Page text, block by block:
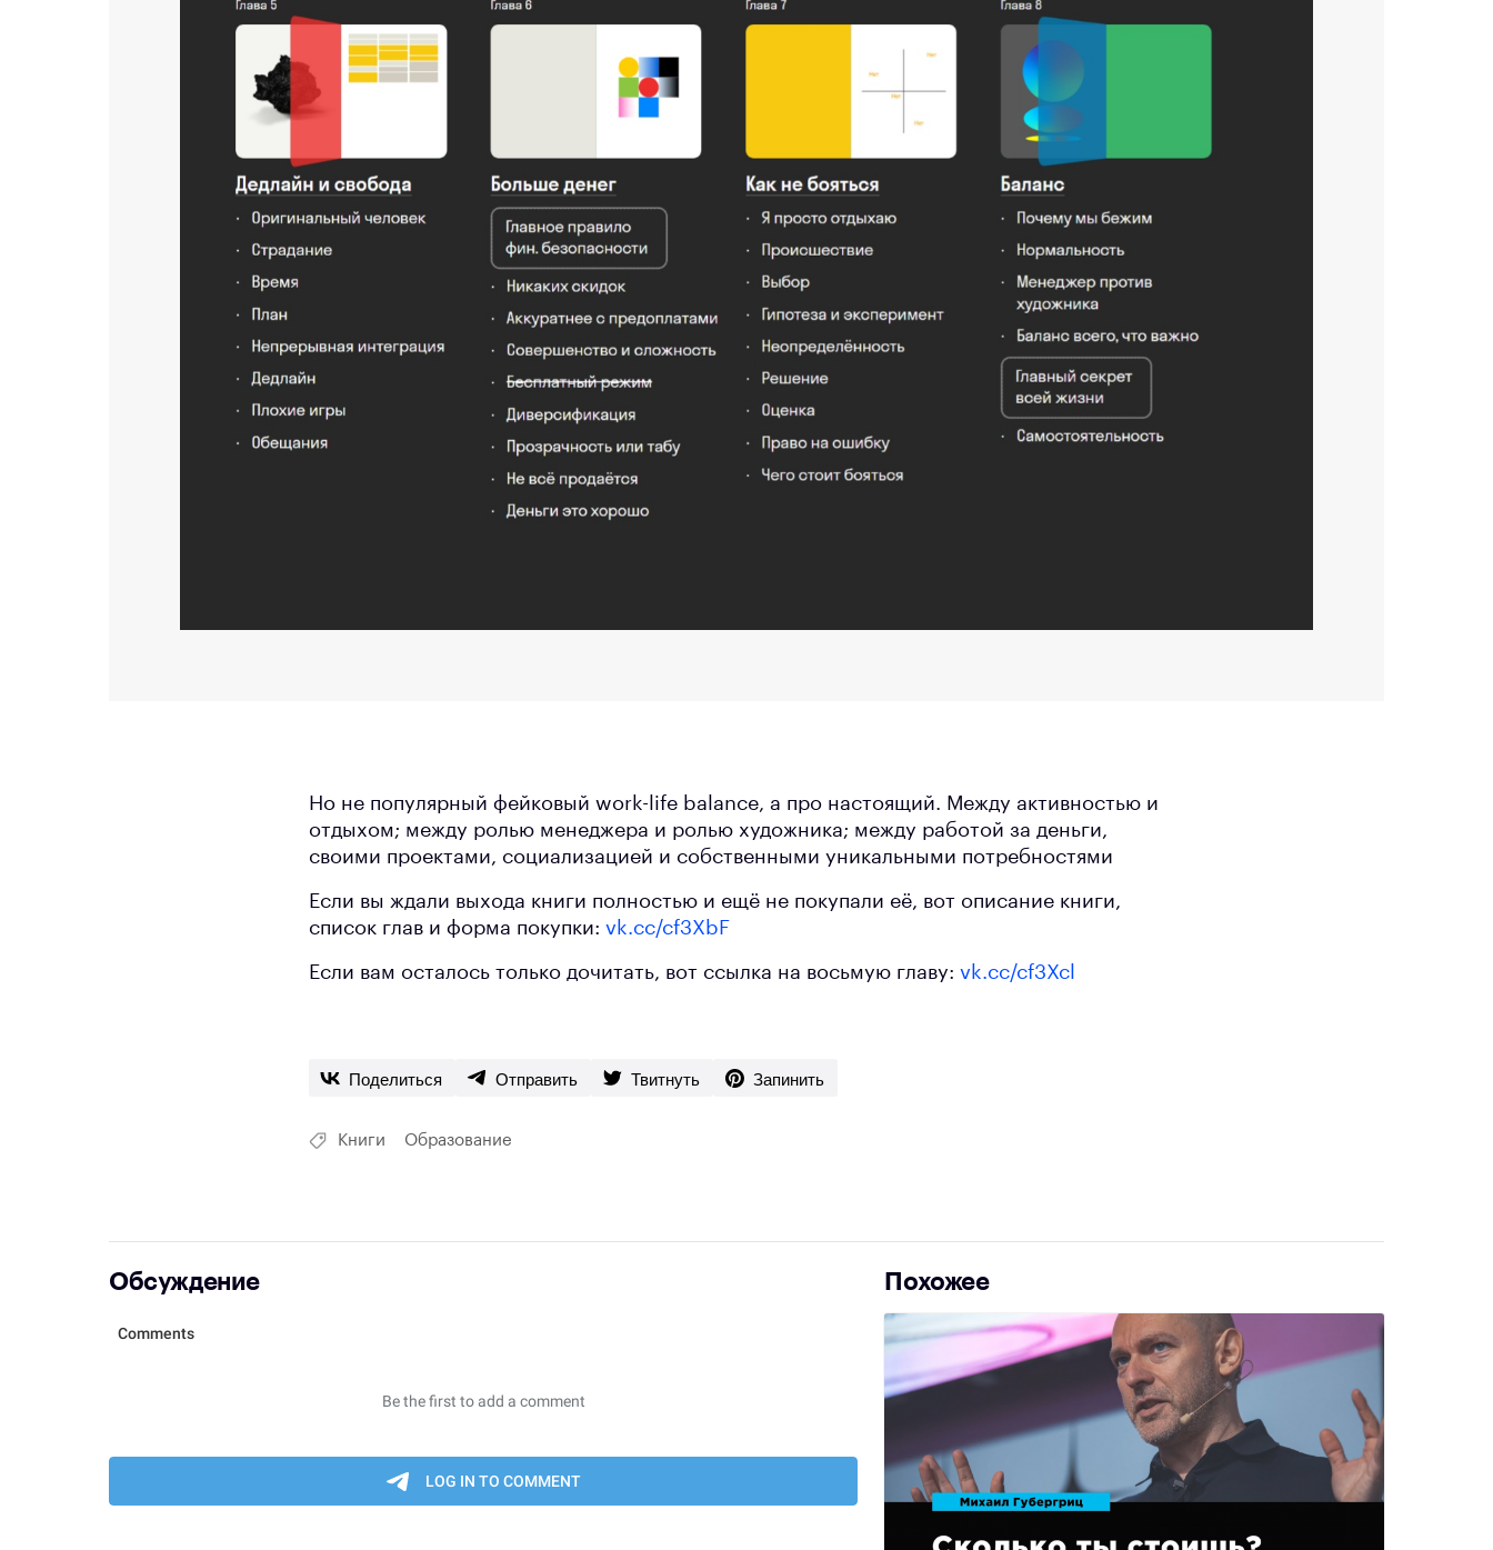
Но не популярный фейковый work-life balance, а про настоящий. Между активностью и
отдыхом; между ролью менеджера и ролью художника; между работой за деньги,
своими проектами, социализацией и собственными уникальными потребностями
Если вы ждали выхода книги полностью и ещё не покупали её, вот описание книги,
список глав и форма покупки: vk.cc/cf3XbF
Если вам осталось только дочитать, вот ссылка на восьмую главу: vk.cc/cf3Xcl
Поделиться Отправить Твитнуть Запинить
Книги Образование
Обсуждение Похожее